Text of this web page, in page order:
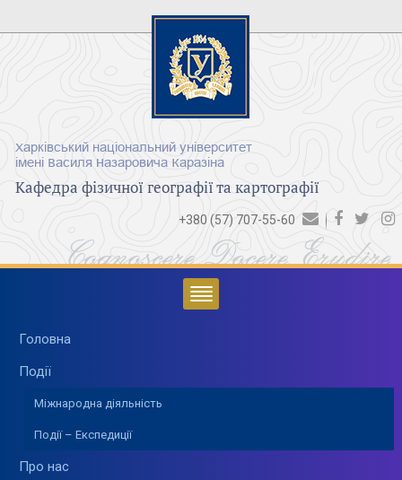
Харківський національний університет
імені Василя Назаровича Каразіна
Кафедра фізичної географії та картографії
+380 (57) 707-55-60
Cognoscere Docere Erudire
Головна
Події
Міжнародна діяльність
Події – Експедиції
Про нас